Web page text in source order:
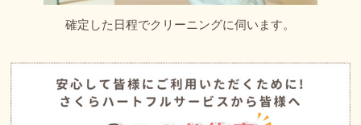
確定した日程でクリーニングに伺います。